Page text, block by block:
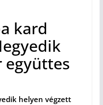
kard
együttes
helyen végzett